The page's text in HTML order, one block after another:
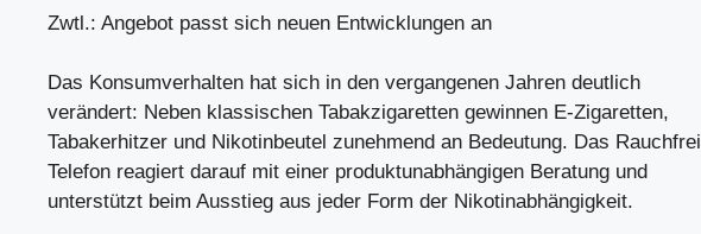
Zwtl.: Angebot passt sich neuen Entwicklungen an
Das Konsumverhalten hat sich in den vergangenen Jahren deutlich
verändert: Neben klassischen Tabakzigaretten gewinnen E-Zigaretten,
Tabakerhitzer und Nikotinbeutel zunehmend an Bedeutung. Das Rauchfrei
Telefon reagiert darauf mit einer produktunabhängigen Beratung und
unterstützt beim Ausstieg aus jeder Form der Nikotinabhängigkeit.